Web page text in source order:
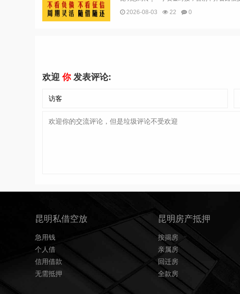
2026-08-03
22 0
欢迎你发表评论:
昆明私借空放
急用钱
个人借
信用借款
无需抵押
昆明房产抵押
按揭房
亲属房
回迁房
全款房